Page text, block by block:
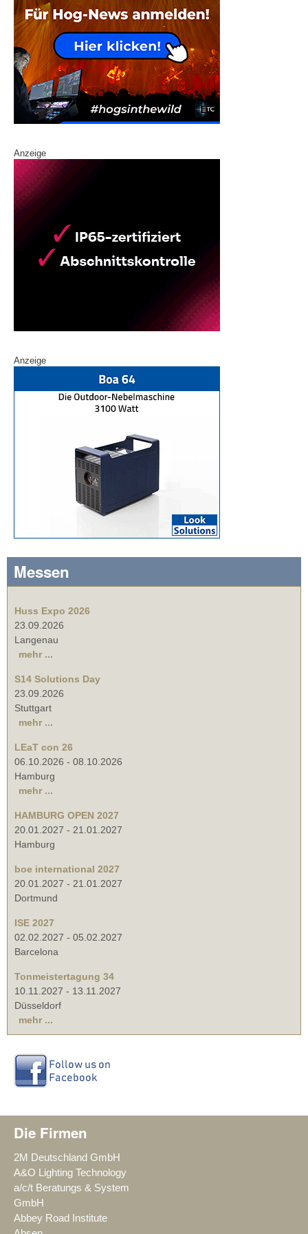
Anzeige
Anzeige
Messen
Huss Expo 2026
23.09.2026
Langenau
mehr ...
S14 Solutions Day
23.09.2026
Stuttgart
mehr ...
LEaT con 26
06.10.2026 - 08.10.2026
Hamburg
mehr ...
HAMBURG OPEN 2027
20.01.2027 - 21.01.2027
Hamburg
boe international 2027
20.01.2027 - 21.01.2027
Dortmund
ISE 2027
02.02.2027 - 05.02.2027
Barcelona
Tonmeistertagung 34
10.11.2027 - 13.11.2027
Düsseldorf
mehr ...
Die Firmen
2M Deutschland GmbH
A&O Lighting Technology
a/c/t Beratungs & System
GmbH
Abbey Road Institute